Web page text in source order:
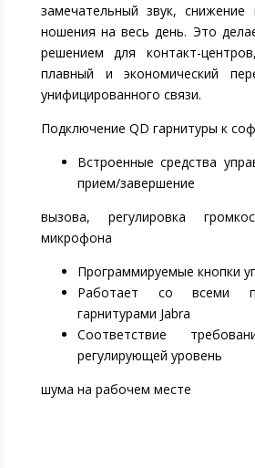
замечательный звук,
ношения на весь день. Это
решением для контакт-
плавный и экономический
унифицированного связи.
Подключение QD гарнитуры к
Встроенные средства
прием/завершение
вызова, регулировка
микрофона
Программируемые кнопки
Работает со всеми
гарнитурами Jabra
Соответствие
регулирующей уровень
шума на рабочем месте